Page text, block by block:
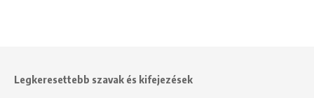
Legkeresettebb szavak és kifejezések